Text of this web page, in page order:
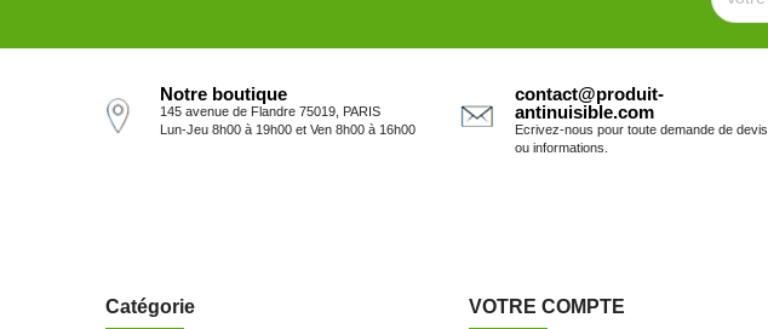
Notre boutique
145 avenue de Flandre 75019, PARIS
Lun-Jeu 8h00 à 19h00 et Ven 8h00 à 16h00
contact@produit-
antinuisible.com
Ecrivez-nous pour toute demande de devis
ou informations.
Catégorie VOTRE COMPTE